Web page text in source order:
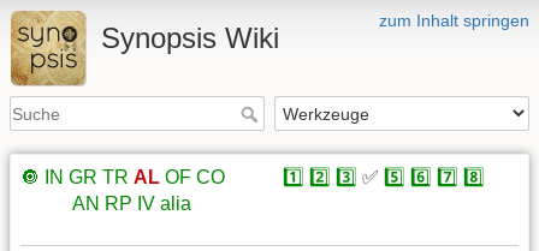
zum Inhalt springen
Synopsis Wiki
🔘 IN GR TR AL OF CO 1️⃣ 2️⃣ 3️⃣ ✅ 5️⃣ 6️⃣ 7️⃣ 8️⃣
AN RP IV alia